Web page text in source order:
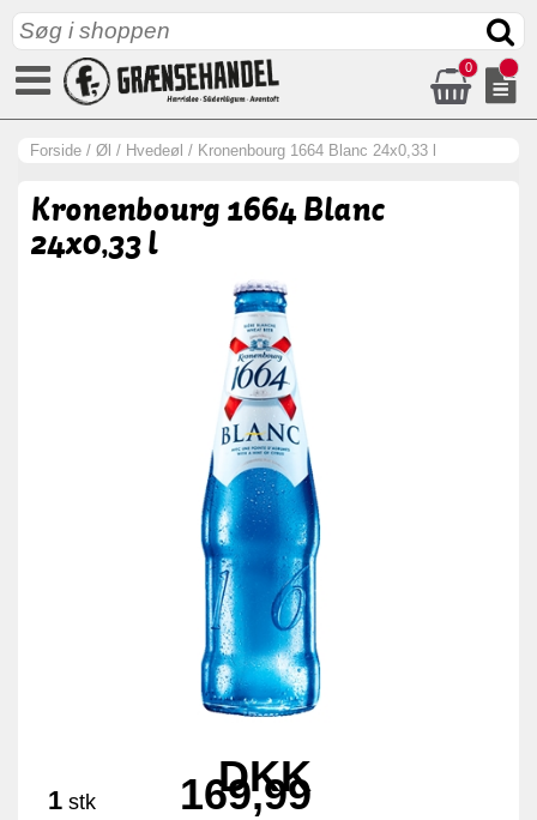
0
Forside / Øl / Hvedeøl / Kronenbourg 1664 Blanc 24x0,33 l
Kronenbourg 1664 Blanc
24x0,33 l
1 stk
DKK
169,99